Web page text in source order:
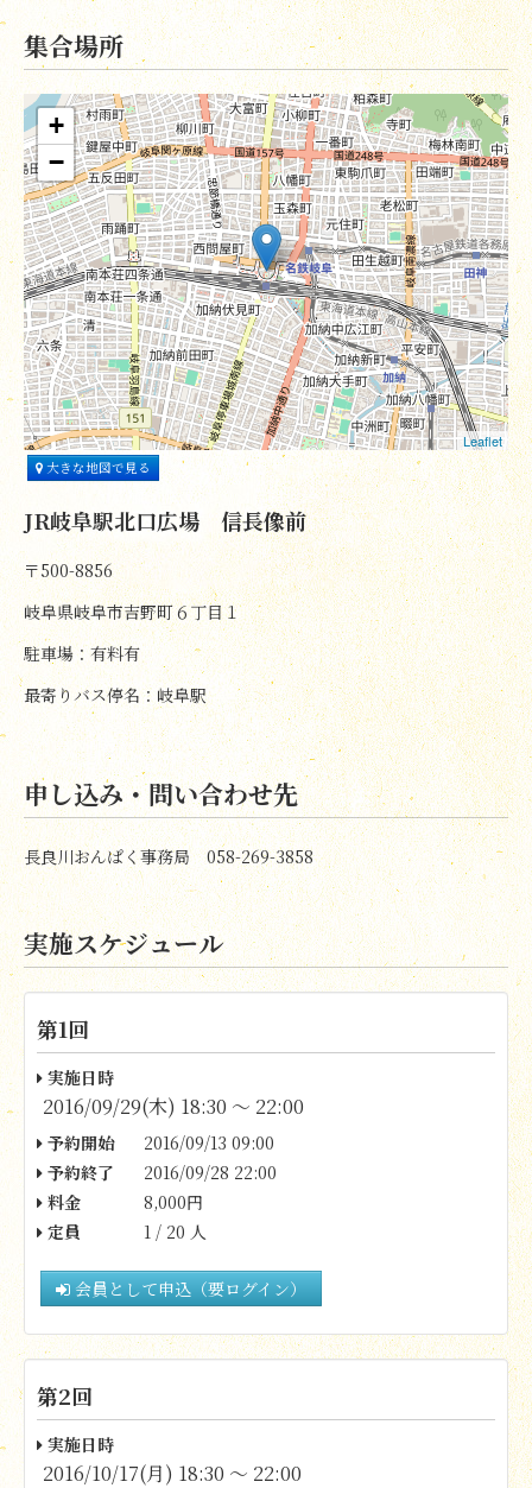
集合場所
+
−
Leaflet
大きな地図で見る
JR岐阜駅北口広場 信長像前
〒500-8856
岐阜県岐阜市吉野町６丁目１
駐車場：有料有
最寄りバス停名：岐阜駅
申し込み・問い合わせ先
長良川おんぱく事務局 058-269-3858
実施スケジュール
第1回
実施日時
2016/09/29(木) 18:30 〜 22:00
予約開始
2016/09/13 09:00
予約終了
2016/09/28 22:00
料金
8,000円
定員
1 / 20 人
会員として申込（要ログイン）
第2回
実施日時
2016/10/17(月) 18:30 〜 22:00